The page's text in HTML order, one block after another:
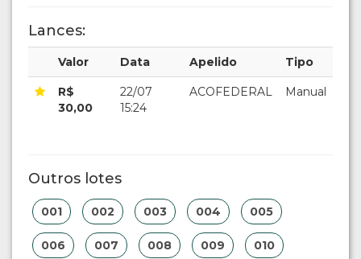
Lances:
Valor Data Apelido Tipo
R$
30,00
22/07
15:24
ACOFEDERAL Manual
Outros lotes
001 002 003 004 005
006 007 008 009 010